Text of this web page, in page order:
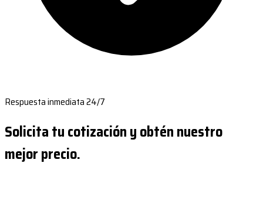
Respuesta inmediata 24/7
Solicita tu cotización y obtén nuestro
mejor precio.